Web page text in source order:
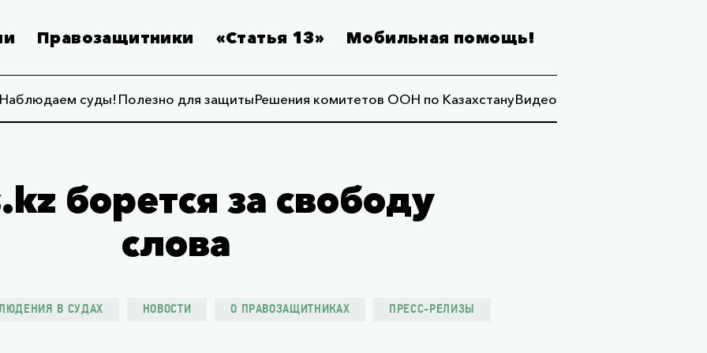
Правозащитники «Статья 13» Мобильная помощь!
Наблюдаем суды! Полезно для защитыРешения комитетов ООН по КазахстануВидео
борется за свободу
слова
В СУДАХ НОВОСТИ О ПРАВОЗАЩИТНИКАХ ПРЕСС-РЕЛИЗЫ